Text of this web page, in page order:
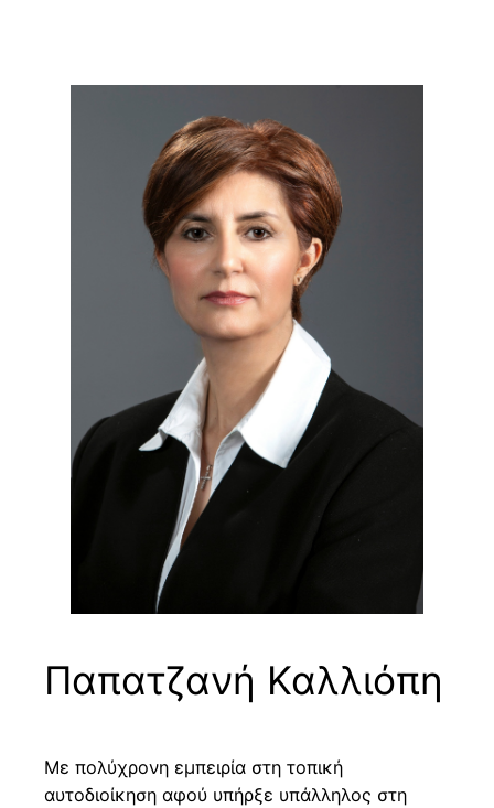
Παπατζανή Καλλιόπη
Με πολύχρονη εμπειρία στη τοπική
αυτοδιοίκηση αφού υπήρξε υπάλληλος στη